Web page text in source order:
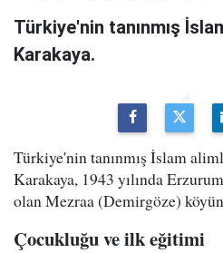
Türkiye'nin tanınmış
Karakaya.
Türkiye'nin tanınmış İslam
Karakaya, 1943 yılında
olan Mezraa (Demirgöze)
Çocukluğu ve ilk eğitimi